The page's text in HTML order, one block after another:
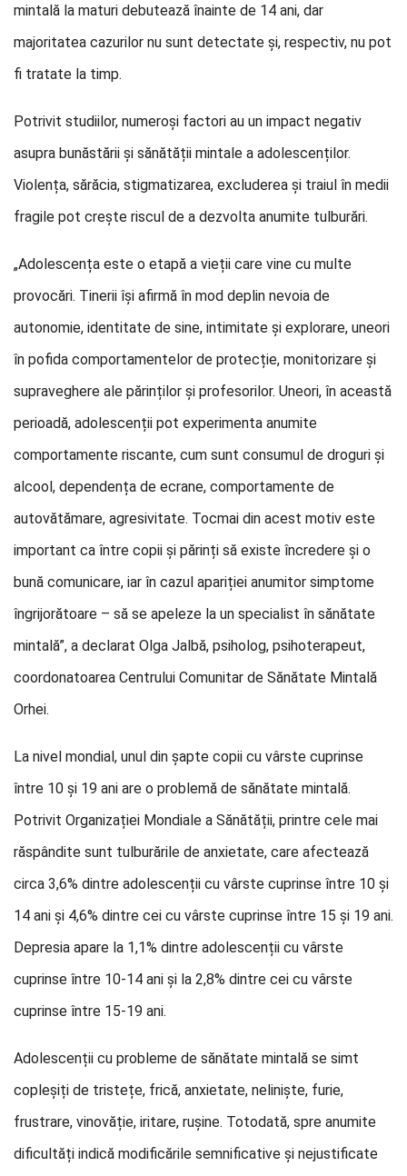
mintală la maturi debutează înainte de 14 ani, dar
majoritatea cazurilor nu sunt detectate și, respectiv, nu pot
fi tratate la timp.
Potrivit studiilor, numeroși factori au un impact negativ
asupra bunăstării și sănătății mintale a adolescenților.
Violența, sărăcia, stigmatizarea, excluderea și traiul în medii
fragile pot crește riscul de a dezvolta anumite tulburări.
„Adolescența este o etapă a vieții care vine cu multe
provocări. Tinerii își afirmă în mod deplin nevoia de
autonomie, identitate de sine, intimitate și explorare, uneori
în pofida comportamentelor de protecție, monitorizare și
supraveghere ale părinților și profesorilor. Uneori, în această
perioadă, adolescenții pot experimenta anumite
comportamente riscante, cum sunt consumul de droguri şi
alcool, dependența de ecrane, comportamente de
autovătămare, agresivitate. Tocmai din acest motiv este
important ca între copii și părinți să existe încredere și o
bună comunicare, iar în cazul apariției anumitor simptome
îngrijorătoare – să se apeleze la un specialist în sănătate
mintală”, a declarat Olga Jalbă, psiholog, psihoterapeut,
coordonatoarea Centrului Comunitar de Sănătate Mintală
Orhei.
La nivel mondial, unul din șapte copii cu vârste cuprinse
între 10 și 19 ani are o problemă de sănătate mintală.
Potrivit Organizației Mondiale a Sănătății, printre cele mai
răspândite sunt tulburările de anxietate, care afectează
circa 3,6% dintre adolescenții cu vârste cuprinse între 10 și
14 ani și 4,6% dintre cei cu vârste cuprinse între 15 și 19 ani.
Depresia apare la 1,1% dintre adolescenții cu vârste
cuprinse între 10-14 ani și la 2,8% dintre cei cu vârste
cuprinse între 15-19 ani.
Adolescenții cu probleme de sănătate mintală se simt
copleșiți de tristețe, frică, anxietate, neliniște, furie,
frustrare, vinovăție, iritare, rușine. Totodată, spre anumite
dificultăți indică modificările semnificative și nejustificate